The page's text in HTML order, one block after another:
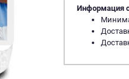
Информация